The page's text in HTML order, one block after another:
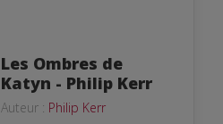
Les Ombres de
Katyn - Philip Kerr
Auteur : Philip Kerr